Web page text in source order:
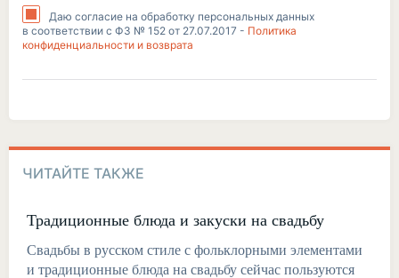
Даю согласие на обработку персональных данных
в соответствии с ФЗ № 152 от 27.07.2017 - Политика
конфиденциальности и возврата
ЧИТАЙТЕ ТАКЖЕ
Традиционные блюда и закуски на свадьбу
Свадьбы в русском стиле с фольклорными элементами
и традиционные блюда на свадьбу сейчас пользуются